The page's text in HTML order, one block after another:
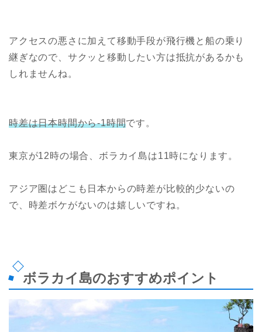
アクセスの悪さに加えて移動手段が飛行機と船の乗り
継ぎなので、サクッと移動したい方は抵抗があるかも
しれませんね。
時差は日本時間から-1時間です。
東京が12時の場合、ボラカイ島は11時になります。
アジア圏はどこも日本からの時差が比較的少ないの
で、時差ボケがないのは嬉しいですね。
ボラカイ島のおすすめポイント